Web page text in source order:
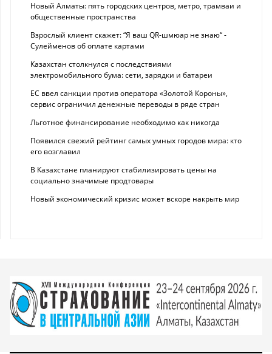
Новый Алматы: пять городских центров, метро, трамваи и
общественные пространства
Взрослый клиент скажет: “Я ваш QR-шмюар не знаю“ -
Сулейменов об оплате картами
Казахстан столкнулся с последствиями
электромобильного бума: сети, зарядки и батареи
ЕС ввел санкции против оператора «Золотой Короны»,
сервис ограничил денежные переводы в ряде стран
Льготное финансирование необходимо как никогда
Появился свежий рейтинг самых умных городов мира: кто
его возглавил
В Казахстане планируют стабилизировать цены на
социально значимые продтовары
Новый экономический кризис может вскоре накрыть мир